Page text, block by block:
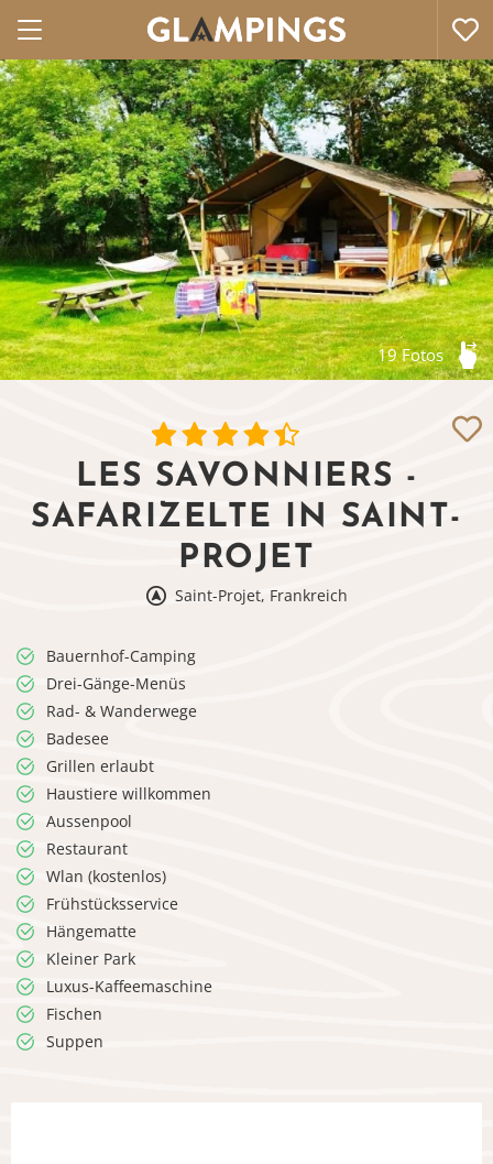
19 Fotos
LES SAVONNIERS -
SAFARIZELTE IN SAINT-
PROJET
Saint-Projet, Frankreich
Bauernhof-Camping
Drei-Gänge-Menüs
Rad- & Wanderwege
Badesee
Grillen erlaubt
Haustiere willkommen
Aussenpool
Restaurant
Wlan (kostenlos)
Frühstücksservice
Hängematte
Kleiner Park
Luxus-Kaffeemaschine
Fischen
Suppen